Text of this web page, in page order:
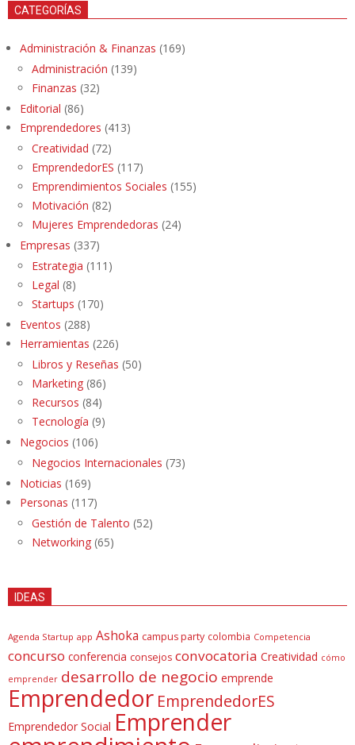
CATEGORÍAS
Administración & Finanzas (169)
Administración (139)
Finanzas (32)
Editorial (86)
Emprendedores (413)
Creatividad (72)
EmprendedorES (117)
Emprendimientos Sociales (155)
Motivación (82)
Mujeres Emprendedoras (24)
Empresas (337)
Estrategia (111)
Legal (8)
Startups (170)
Eventos (288)
Herramientas (226)
Libros y Reseñas (50)
Marketing (86)
Recursos (84)
Tecnología (9)
Negocios (106)
Negocios Internacionales (73)
Noticias (169)
Personas (117)
Gestión de Talento (52)
Networking (65)
IDEAS
Agenda Startup app Ashoka campus party colombia Competencia
concurso conferencia consejos convocatoria Creatividad cómo
emprender desarrollo de negocio emprende
Emprendedor EmprendedorES
Emprendedor Social Emprender